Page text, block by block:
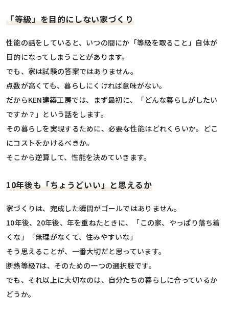
「等級」を目的にしない家づくり
性能の話をしていると、いつの間にか「等級を取ること」自体が
目的になってしまうことがあります。
でも、家は試験の答案ではありません。
点数が高くても、暮らしにくければ意味がない。
だからKEN建築工房では、まず最初に、「どんな暮らしがしたい
ですか？」という話をします。
その暮らしを実現するために、必要な性能はどれくらいか。どこ
にコストをかけるべきか。
そこから逆算して、性能を決めていきます。
10年後も「ちょうどいい」と思えるか
家づくりは、完成した瞬間がゴールではありません。
10年後、20年後、年を重ねたときに、「この家、やっぱり落ち着
くな」「無理がなくて、住みやすいな」
そう思えることが、一番大切だと思っています。
断熱等級7は、そのための一つの選択肢です。
でも、それ以上に大切なのは、自分たちの暮らしに合っているか
どうか。